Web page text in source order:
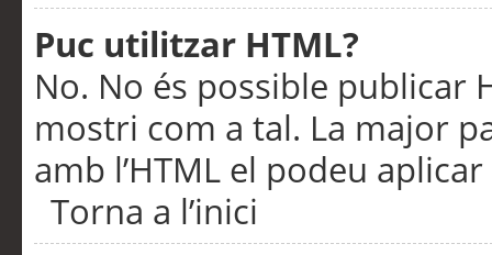
Puc utilitzar HTML?
No. No és possible publicar
mostri com a tal. La major
amb l’HTML el podeu
Torna a l’inici